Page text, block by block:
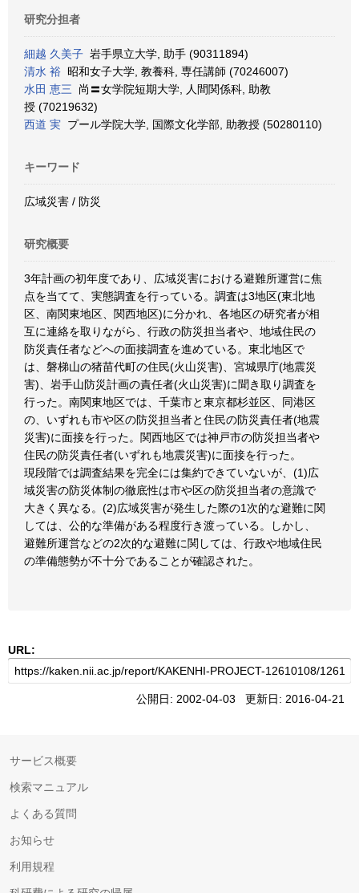
研究分担者
細越 久美子 岩手県立大学, 助手 (90311894)
清水 裕 昭和女子大学, 教養科, 専任講師 (70246007)
水田 恵三 尚〓女学院短期大学, 人間関係科, 助教
授 (70219632)
西道 実 プール学院大学, 国際文化学部, 助教授 (50280110)
キーワード
広域災害 / 防災
研究概要
3年計画の初年度であり、広域災害における避難所運営に焦
点を当てて、実態調査を行っている。調査は3地区(東北地
区、南関東地区、関西地区)に分かれ、各地区の研究者が相
互に連絡を取りながら、行政の防災担当者や、地域住民の
防災責任者などへの面接調査を進めている。東北地区で
は、磐梯山の猪苗代町の住民(火山災害)、宮城県庁(地震災
害)、岩手山防災計画の責任者(火山災害)に聞き取り調査を
行った。南関東地区では、千葉市と東京都杉並区、同港区
の、いずれも市や区の防災担当者と住民の防災責任者(地震
災害)に面接を行った。関西地区では神戸市の防災担当者や
住民の防災責任者(いずれも地震災害)に面接を行った。
現段階では調査結果を完全には集約できていないが、(1)広
域災害の防災体制の徹底性は市や区の防災担当者の意識で
大きく異なる。(2)広域災害が発生した際の1次的な避難に関
しては、公的な準備がある程度行き渡っている。しかし、
避難所運営などの2次的な避難に関しては、行政や地域住民
の準備態勢が不十分であることが確認された。
URL:
公開日: 2002-04-03 更新日: 2016-04-21
サービス概要
検索マニュアル
よくある質問
お知らせ
利用規程